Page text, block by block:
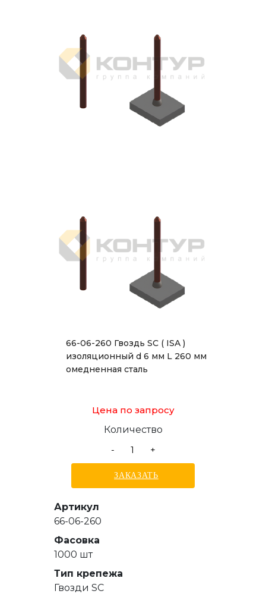
66-06-260 Гвоздь SC ( ISA )
изоляционный d 6 мм L 260 мм
омедненная сталь
Цена по запросу
Количество
-
+
ЗАКАЗАТЬ
Артикул
66-06-260
Фасовка
1000 шт
Тип крепежа
Гвозди SC